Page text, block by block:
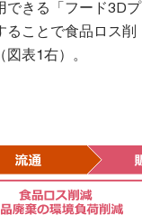
できる「フード3Dプ
ることで食品ロス削
表1右）。